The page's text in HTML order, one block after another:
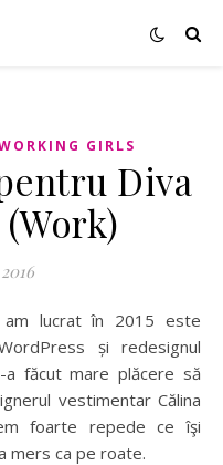
GIRLS
Diva
și redesignul
a făcut mare plăcere să
vestimentar Călina
foarte repede ce îşi
mers ca pe roate.